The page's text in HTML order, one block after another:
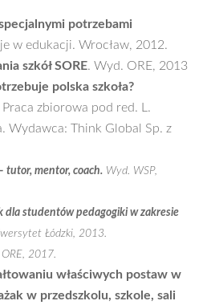
potrzebami
w edukacji. Wrocław, 2012.
szkół SORE. Wyd. ORE, 2013
polska szkoła?
Praca zbiorowa pod red. L.
Wydawca: Think Global Sp. z
tutor, mentor, coach. Wyd. WSP,
studentów pedagogiki w zakresie
Łódzki, 2013.
2017.
właściwych postaw w
w przedszkolu, szkole, sali